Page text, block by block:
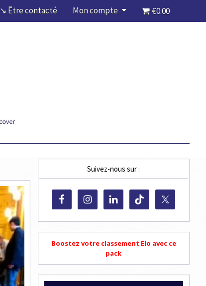
↘ Être contacté Mon compte €0.00
Suivez-nous sur :
Boostez votre classement Elo avec ce
pack